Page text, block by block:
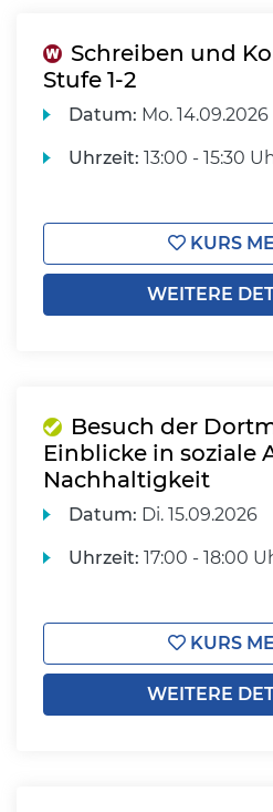
Schreiben und
Stufe 1-2
Datum: Mo. 14.09.2026
Uhrzeit: 13:00 - 15:30
KURS
WEITERE
Besuch der
Einblicke in soziale
Nachhaltigkeit
Datum: Di. 15.09.2026
Uhrzeit: 17:00 - 18:00
KURS
WEITERE